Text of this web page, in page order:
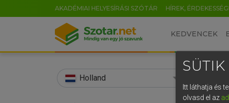
AKADÉMIAI HELYESÍRÁSI SZÓTÁR HÍREK,
KEDVENCEK
Holland
SÜTIK
Itt láthatja és
olvasd el az
EN HU